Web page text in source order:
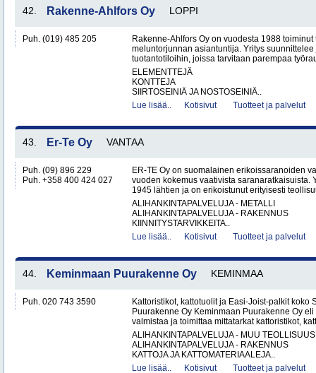
42. Rakenne-Ahlfors Oy LOPPI
Puh. (019) 485 205
Rakenne-Ahlfors Oy on vuodesta 1988
meluntorjunnan asiantuntija. Yritys
tuotantotiloihin, joissa tarvitaan parempaa
ELEMENTTEJÄ
KONTTEJA
SIIRTOSEINIÄ JA NOSTOSEINIÄ..
Lue lisää..
Kotisivut Tuotteet ja palvelut
43. Er-Te Oy VANTAA
Puh. (09) 896 229
Puh. +358 400 424 027
ER-TE Oy on suomalainen erikoissaranoiden
vuoden kokemus vaativista saranaratkaisuista.
1945 lähtien ja on erikoistunut erityisesti
ALIHANKINTAPALVELUJA - METALLI
ALIHANKINTAPALVELUJA - RAKENNUS
KIINNITYSTARVIKKEITA..
Lue lisää..
Kotisivut Tuotteet ja palvelut
44. Keminmaan Puurakenne Oy KEMINMAA
Puh. 020 743 3590
Kattoristikot, kattotuolit ja Easi-Joist-palkit koko
Puurakenne Oy Keminmaan Puurakenne Oy
valmistaa ja toimittaa mittatarkat kattoristikot,
ALIHANKINTAPALVELUJA - MUU TEOLLISUUS
ALIHANKINTAPALVELUJA - RAKENNUS
KATTOJA JA KATTOMATERIAALEJA..
Lue lisää..
Kotisivut Tuotteet ja palvelut